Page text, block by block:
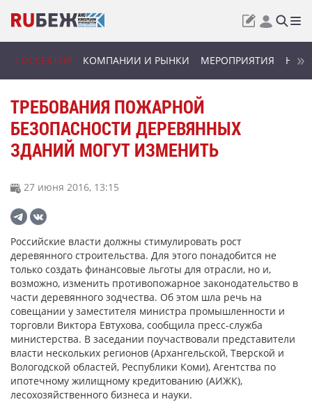
ГОССЕКТОР КОМПАНИИ И РЫНКИ МЕРОПРИЯТИЯ
ТРЕБОВАНИЯ ПОЖАРНОЙ
БЕЗОПАСНОСТИ ДЕРЕВЯННЫХ
ЗДАНИЙ МОГУТ ИЗМЕНИТЬ
27 июня 2016, 13:15
Российские власти должны стимулировать рост
деревянного строительства. Для этого понадобится не
только создать финансовые льготы для отрасли, но и,
возможно, изменить противопожарное законодательство в
части деревянного зодчества. Об этом шла речь на
совещании у заместителя министра промышленности и
торговли Виктора Евтухова, сообщила пресс-служба
министерства. В заседании поучаствовали представители
власти нескольких регионов (Архангельской, Тверской и
Вологодской областей, Республики Коми), Агентства по
ипотечному жилищному кредитованию (АИЖК),
лесохозяйственного бизнеса и науки.